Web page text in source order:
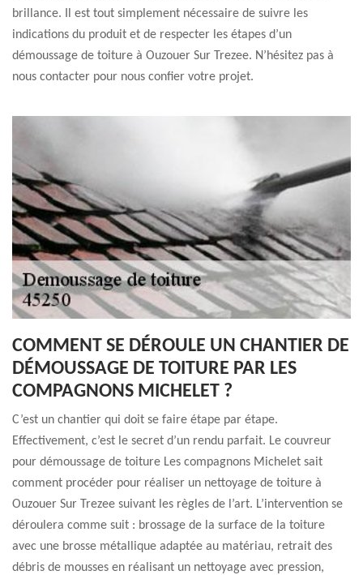
brillance. Il est tout simplement nécessaire de suivre les
indications du produit et de respecter les étapes d’un
démoussage de toiture à Ouzouer Sur Trezee. N’hésitez pas à
nous contacter pour nous confier votre projet.
COMMENT SE DÉROULE UN CHANTIER DE
DÉMOUSSAGE DE TOITURE PAR LES
COMPAGNONS MICHELET ?
C’est un chantier qui doit se faire étape par étape.
Effectivement, c’est le secret d’un rendu parfait. Le couvreur
pour démoussage de toiture Les compagnons Michelet sait
comment procéder pour réaliser un nettoyage de toiture à
Ouzouer Sur Trezee suivant les règles de l’art. L’intervention se
déroulera comme suit : brossage de la surface de la toiture
avec une brosse métallique adaptée au matériau, retrait des
débris de mousses en réalisant un nettoyage avec pression,